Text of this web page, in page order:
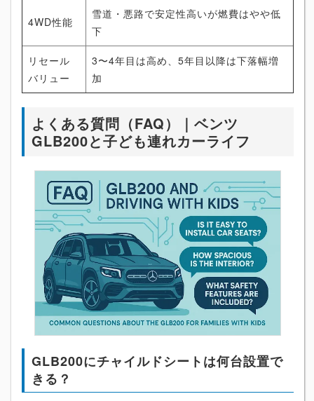
4WD性能
雪道・悪路で安定性高いが燃費はやや低
下
リセール
バリュー
3〜4年目は高め、5年目以降は下落幅増
加
よくある質問（FAQ）｜ベンツ
GLB200と子ども連れカーライフ
GLB200にチャイルドシートは何台設置で
きる？